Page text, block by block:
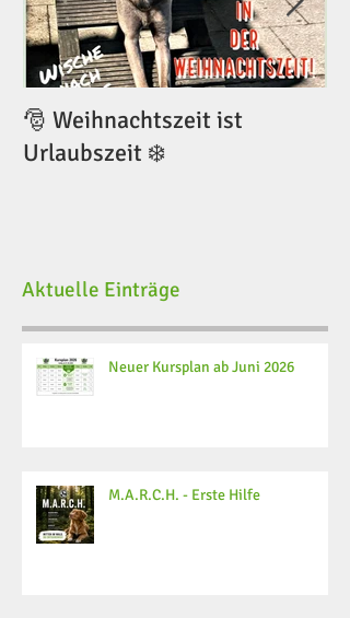
🎅 Weihnachtszeit ist
Urlaubszeit ❄️
Aktuelle Einträge
Neuer Kursplan ab Juni 2026
M.A.R.C.H. - Erste Hilfe